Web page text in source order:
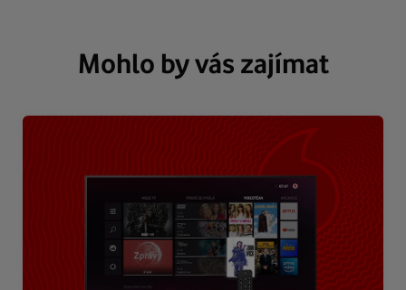
Mohlo by vás zajímat